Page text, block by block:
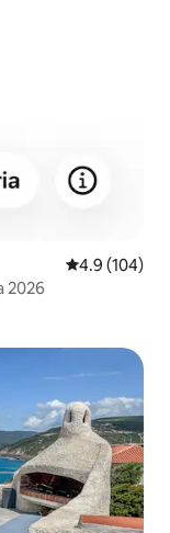
Ukadiriaji wa
4.9 (104)
2026